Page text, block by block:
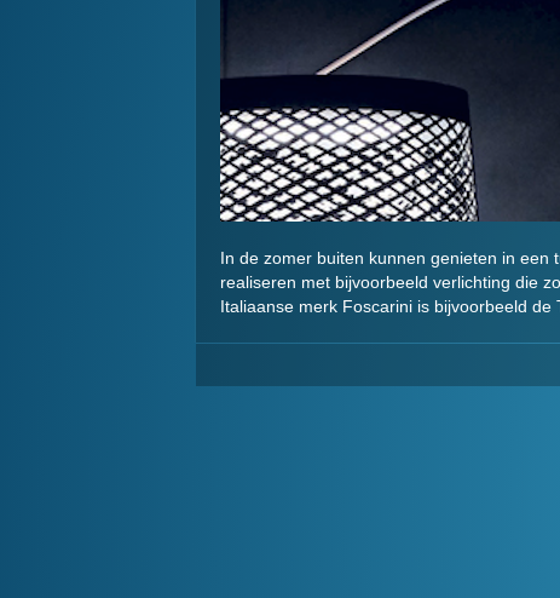
In de zomer buiten kunnen genieten in een
realiseren met bijvoorbeeld verlichting die
Italiaanse merk Foscarini is bijvoorbeeld